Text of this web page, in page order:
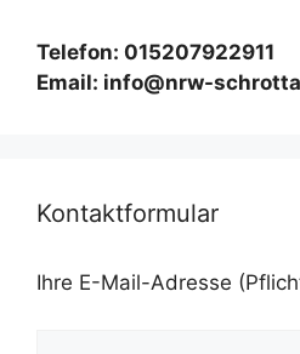
Telefon: 015207922911
Email: info@nrw-
Kontaktformular
Ihre E-Mail-Adresse